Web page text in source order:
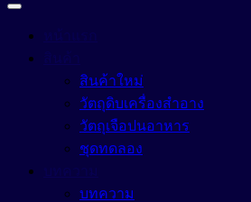
Moisturizing Agent
Oil Control
Protective Agent
Pigment
แว๊กซ์ (Waxes)
สินค้าใหม่
วัตถุดิบเครื่องสำอาง
วัตถุเจือปนอาหาร
ชุดทดลอง
บทความ